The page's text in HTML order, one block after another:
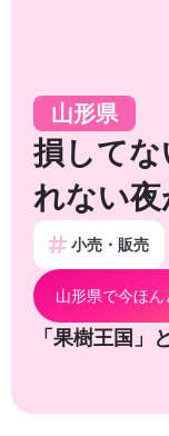
山形県
損して
れない夜
小売・販売
山形県で今ほ
「果樹王国